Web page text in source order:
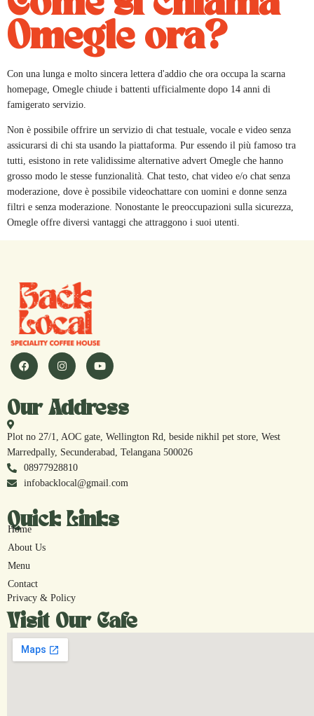
Omegle ora?
Con una lunga e molto sincera lettera d'addio che ora occupa la scarna
homepage, Omegle chiude i battenti ufficialmente dopo 14 anni di
famigerato servizio.
Non è possibile offrire un servizio di chat testuale, vocale e video senza
assicurarsi di chi sta usando la piattaforma. Pur essendo il più famoso tra
tutti, esistono in rete validissime alternative advert Omegle che hanno
grosso modo le stesse funzionalità. Chat testo, chat video e/o chat senza
moderazione, dove è possibile videochattare con uomini e donne senza
filtri e senza moderazione. Nonostante le preoccupazioni sulla sicurezza,
Omegle offre diversi vantaggi che attraggono i suoi utenti.
Our Address
Plot no 27/1, AOC gate, Wellington Rd, beside nikhil pet store, West
Marredpally, Secunderabad, Telangana 500026
08977928810
infobacklocal@gmail.com
Quick Links
Home
About Us
Menu
Contact
Privacy & Policy
Visit Our Cafe